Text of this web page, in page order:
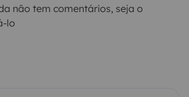
não tem comentários, seja o
lo